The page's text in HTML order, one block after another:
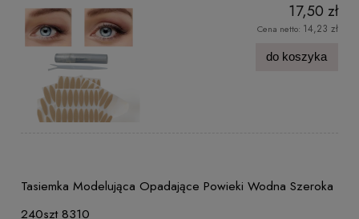
17,50 zł
Cena netto: 14,23 zł
do koszyka
Tasiemka Modelująca Opadające Powieki Wodna Szeroka
240szt 8310